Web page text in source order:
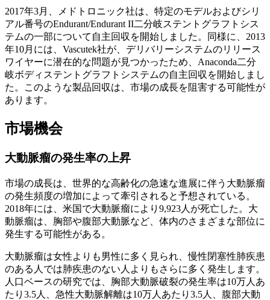
2017年3月、メドトロニック社は、特定のモデルおよびシリ
アル番号のEndurant/Endurant II二分岐ステントグラフトシス
テムの一部について自主回収を開始しました。同様に、2013
年10月には、Vascutek社が、デリバリーシステムのリリース
ワイヤーに潜在的な問題が見つかったため、Anaconda二分
岐ボディステントグラフトシステムの自主回収を開始しまし
た。このような製品回収は、市場の成長を阻害する可能性が
あります。
市場機会
大動脈瘤の発生率の上昇
市場の成長は、世界的な高齢化の急速な進展に伴う大動脈瘤
の発生頻度の増加によって牽引されると予想されている。
2018年には、米国で大動脈瘤により9,923人が死亡した。大
動脈瘤は、胸部や腹部大動脈など、体内のさまざまな部位に
発生する可能性がある。
大動脈瘤は女性よりも男性に多く見られ、慢性閉塞性肺疾患
のある人では肺疾患のない人よりもさらに多く発生します。
人口ベースの研究では、胸部大動脈破裂の発生率は10万人あ
たり3.5人、急性大動脈解離は10万人あたり3.5人、腹部大動